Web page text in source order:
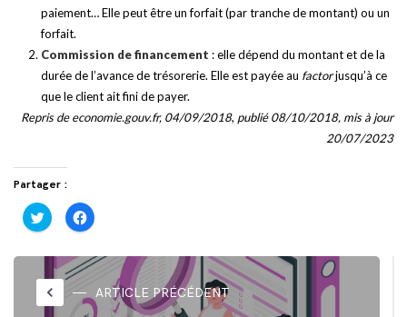
paiement… Elle peut être un forfait (par tranche de montant) ou un
forfait.
Commission de financement : elle dépend du montant et de la
durée de l’avance de trésorerie. Elle est payée au factorjusqu’à ce
que le client ait fini de payer.
Repris de economie.gouv.fr, 04/09/2018, publié 08/10/2018, mis à jour
20/07/2023
Partager :
Cliquez
pour
partager
Twitter(ouvre
dans
une
nouvelle
fenêtre)
Cliquez
pour
partager
Facebook(ouvre
dans
nouvelle
fenêtre)
keyboard_arrow_left ARTICLE PRÉCÉDENT